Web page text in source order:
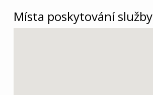
Místa poskytování služby